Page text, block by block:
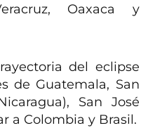
Oaxaca y
del eclipse
de Guatemala, San
San José
a Colombia y Brasil.